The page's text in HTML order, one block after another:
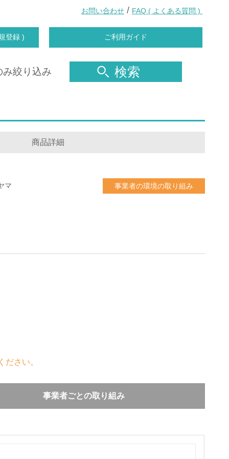
お問い合わせ / FAQ ( よくある質問 )
登録 ) ご利用ガイド
み絞り込み 検索
商品詳細
マ
事業者の環境の取り組み
さい。
事業者ごとの取り組み